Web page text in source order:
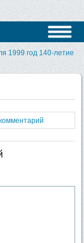
1999 год 140-летие